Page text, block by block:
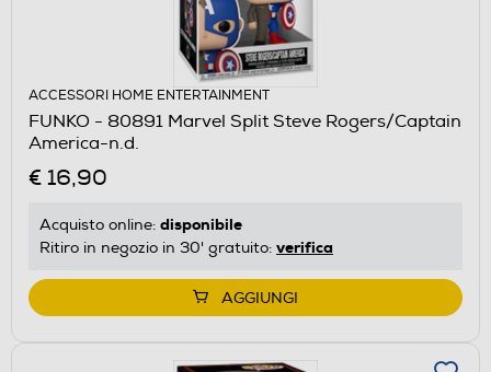
ACCESSORI HOME ENTERTAINMENT
FUNKO - 80891 Marvel Split Steve Rogers/Captain
America-n.d.
€ 16,90
Acquisto online: disponibile
Ritiro in negozio in 30' gratuito: verifica
AGGIUNGI